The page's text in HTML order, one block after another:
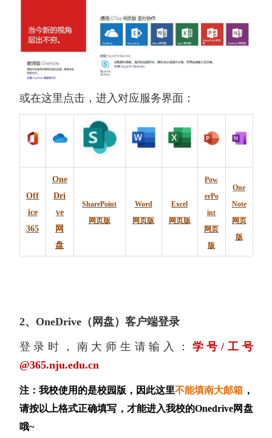
或在这里点击，进入对应服务界面：
Off
ice
365
One
Dri
ve
网
盘
SharePoint
网页版
Word
网页版
Excel
网页版
Pow
erPo
int
网页
版
One
Note
网页
版
2、OneDrive（网盘）客户端登录
登录时，南大师生请输入： 学号/工号
@365.nju.edu.cn
注：我校使用的是校园版，因此这里不能填南大邮箱 ，
请按以上格式正确填写，才能进入我校的Onedrive网盘
哦~